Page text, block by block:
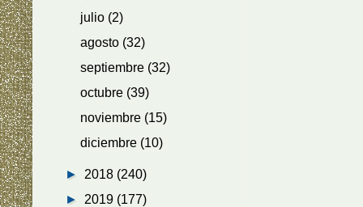
julio (2)
agosto (32)
septiembre (32)
octubre (39)
noviembre (15)
diciembre (10)
► 2018 (240)
► 2019 (177)